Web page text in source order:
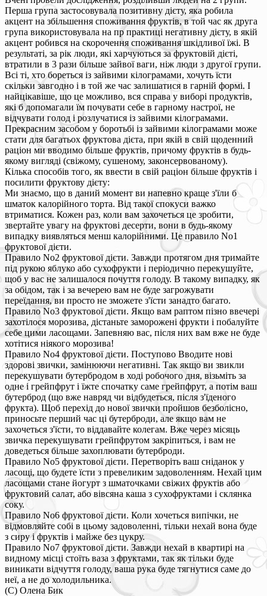
Перша група застосовувала позитивну дієту, яка робила
акцент на збільшення споживання фруктів, в той час як друга
група використовувала на пр практиці негативну дієту, в якій
акцент робився на скорочення споживання шкідливої їжі. В
результаті, за рік люди, які харчуються за фруктовій дієті,
втратили в 3 рази більше зайвої ваги, ніж люди з другої групи.
Всі ті, хто бореться із зайвими кілограмами, хочуть їсти
скільки завгодно і в той же час залишатися в гарній формі. І
найцікавіше, що це можливо, вся справа у виборі продуктів,
які б допомагали їм почувати себе в гарному настрої, не
відчувати голод і розлучатися із зайвими кілограмами.
Прекрасним засобом у боротьбі із зайвими кілограмами може
стати для багатьох фруктова дієта, при якій в свій щоденний
раціон ми вводимо більше фруктів, причому фруктів в будь-
якому вигляді (свіжому, сушеному, законсервованому).
Кілька способів того, як ввести в свій раціон більше фруктів і
посилити фруктову дієту:
Ми знаємо, що в даний момент ви напевно краще з'їли б
шматок калорійного торта. Від такої спокуси важко
втриматися. Кожен раз, коли вам захочеться це зробити,
звертайте увагу на фруктові десерти, вони в будь-якому
випадку виявляться менш калорійними. Це правило No1
фруктової дієти.
Правило No2 фруктової дієти. Завжди протягом дня тримайте
під рукою яблуко або сухофрукти і періодично перекушуйте,
щоб у вас не залишалося почуття голоду. В такому випадку, як
за обідом, так і за вечерею вам не буде загрожувати
переїдання, ви просто не зможете з'їсти занадто багато.
Правило No3 фруктової дієти. Якщо вам раптом пізно ввечері
захотілося морозива, дістаньте заморожені фрукти і побалуйте
себе цими ласощами. Запевняю вас, після них вам вже не буде
хотітися ніякого морозива!
Правило No4 фруктової дієти. Поступово Вводите нові
здорові звички, замінюючи негативні. Так якщо ви звикли
перекушувати бутербродом в ході робочого дня, візьміть за
одне і грейпфрут і їжте спочатку саме грейпфрут, а потім ваш
бутерброд (що вже навряд чи відбудеться, після з'їденого
фрукта). Щоб перехід до нової звички пройшов безболісно,
приносьте перший час ці бутерброди, але якщо вам не
захочеться з'їсти, то віддавайте колегам. Вже через місяць
звичка перекушувати грейпфрутом закріпиться, і вам не
доведеться більше захоплювати бутерброди.
Правило No5 фруктової дієти. Перетворіть ваш сніданок у
ласощі, що будете їсти з превеликим задоволенням. Нехай цим
ласощами стане йогурт з шматочками свіжих фруктів або
фруктовий салат, або вівсяна каша з сухофруктами і склянка
соку.
Правило No6 фруктової дієти. Коли хочеться випічки, не
відмовляйте собі в цьому задоволенні, тільки нехай вона буде
з сиру і фруктів і майже без цукру.
Правило No7 фруктової дієти. Завжди нехай в квартирі на
видному місці стоїть ваза з фруктами, так як тільки буде
виникати відчуття голоду, ваша рука буде тягнутися саме до
неї, а не до холодильника.
(C) Олена Бик